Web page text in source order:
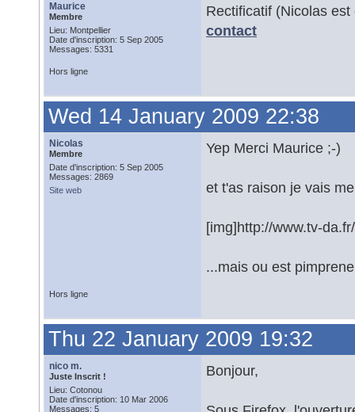
Maurice
Membre
Lieu: Montpellier
Date d'inscription: 5 Sep 2005
Messages: 5331
Rectificatif (Nicolas
contact
Hors ligne
Wed 14 January 2009 22:38
Nicolas
Membre
Date d'inscription: 5 Sep 2005
Messages: 2869
Site web
Yep Merci Maurice ;-)
et t'as raison je vais
[img]http://www.tv-
...mais ou est
Hors ligne
Thu 22 January 2009 19:32
nico m.
Juste Inscrit !
Lieu: Cotonou
Date d'inscription: 10 Mar 2006
Messages: 5
Bonjour,